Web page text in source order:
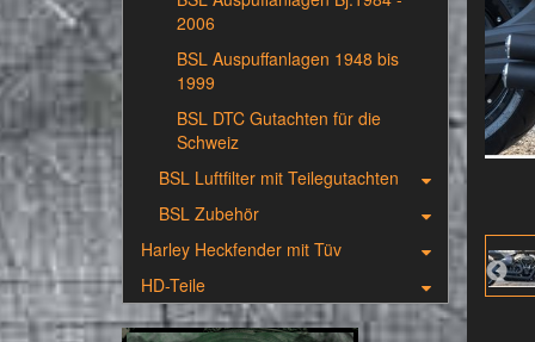
2006
BSL Auspuffanlagen 1948 bis
1999
BSL DTC Gutachten für die
Schweiz
BSL Luftfilter mit Teilegutachten
BSL Zubehör
Harley Heckfender mit Tüv
HD-Teile